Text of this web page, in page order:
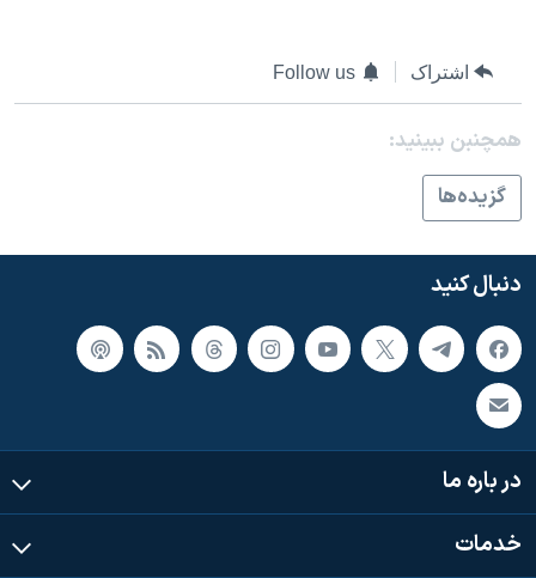
نرگس محمدی برنده جایزه نوبل صلح
همایش محافظه‌کاران آمریکا «سی‌پک»
صفحه‌های ویژه
سفر پرزیدنت ترامپ به چین
اشتراک Follow us
همچنبن ببینید:
گزيده‌ها
دنبال کنید
در باره ما
خدمات